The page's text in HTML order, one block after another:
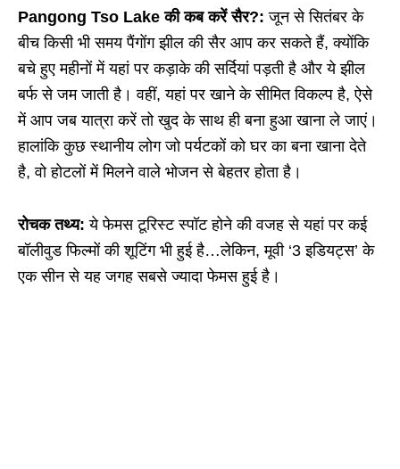
Pangong Tso Lake की कब करें सैर?: जून से सितंबर के
बीच किसी भी समय पैंगोंग झील की सैर आप कर सकते हैं, क्योंकि
बचे हुए महीनों में यहां पर कड़ाके की सर्दियां पड़ती है और ये झील
बर्फ से जम जाती है। वहीं, यहां पर खाने के सीमित विकल्प है, ऐसे
में आप जब यात्रा करें तो खुद के साथ ही बना हुआ खाना ले जाएं।
हालांकि कुछ स्थानीय लोग जो पर्यटकों को घर का बना खाना देते
है, वो होटलों में मिलने वाले भोजन से बेहतर होता है।
रोचक तथ्य: ये फेमस टूरिस्ट स्पॉट होने की वजह से यहां पर कई
बॉलीवुड फिल्मों की शूटिंग भी हुई है…लेकिन, मूवी ‘3 इडियट्स’ के
एक सीन से यह जगह सबसे ज्यादा फेमस हुई है।